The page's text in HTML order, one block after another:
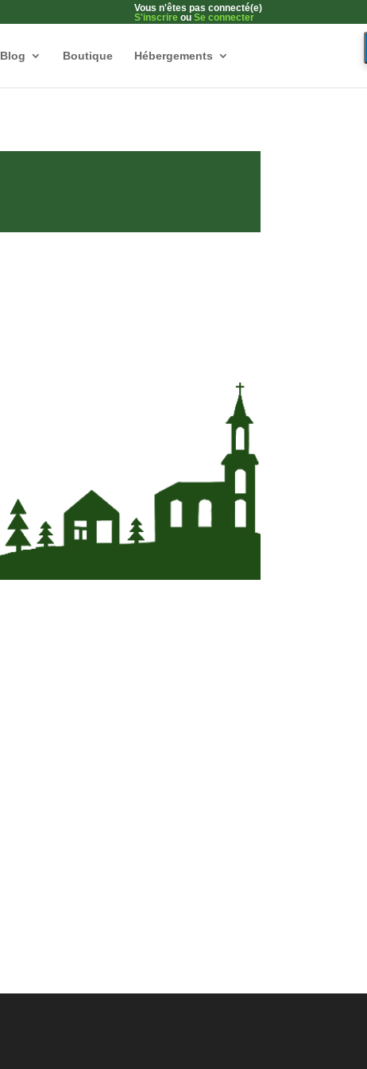
Vous n'êtes pas connecté(e)
S'inscrire ou Se connecter
Blog Boutique Hébergements